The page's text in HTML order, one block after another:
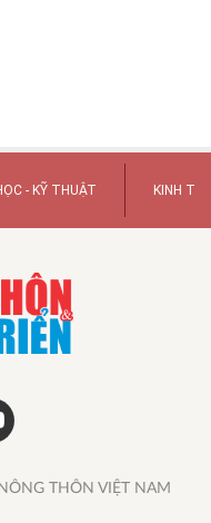
- KỸ THUẬT KINH TẾ
THÔN VIỆT NAM